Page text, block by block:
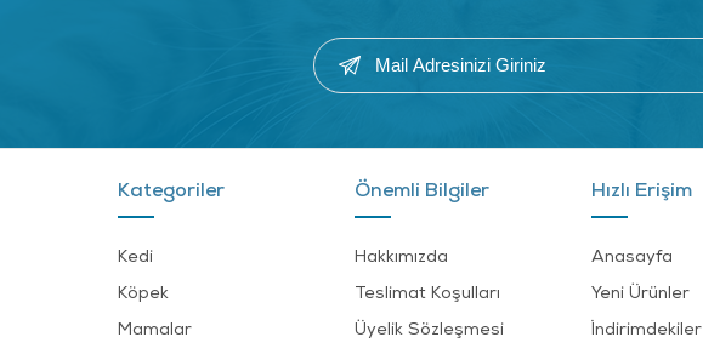
Kategoriler
Kedi
Köpek
Mamalar
Önemli Bilgiler
Hakkımızda
Teslimat Koşulları
Üyelik Sözleşmesi
Hızlı Erişim
Anasayfa
Yeni Ürünler
İndirimdekiler